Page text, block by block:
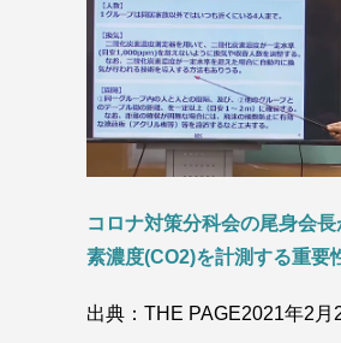
コロナ対策分科会の尾身会
素濃度(CO2)を計測する重要
出典：THE PAGE2021年2